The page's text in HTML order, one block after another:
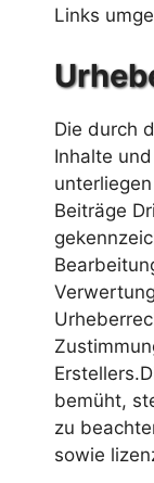
Links
Die durch
Inhalte
Beiträge
bemüht,
zu
sowie